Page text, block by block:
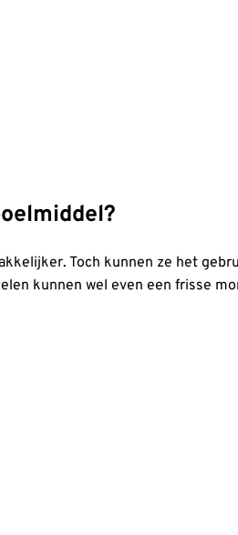
Toch kunnen ze het
kunnen wel even een frisse